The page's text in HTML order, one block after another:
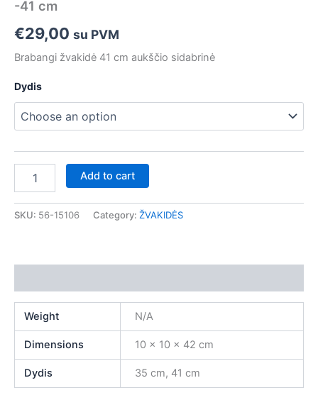
-41 cm
€29,00 su PVM
Brabangi žvakidė 41 cm aukščio sidabrinė
Dydis
cm
Add to cart
SKU: 56-15106 Category: ŽVAKIDĖS
Weight N/A
Dimensions 10 × 10 × 42 cm
Dydis 35 cm, 41 cm